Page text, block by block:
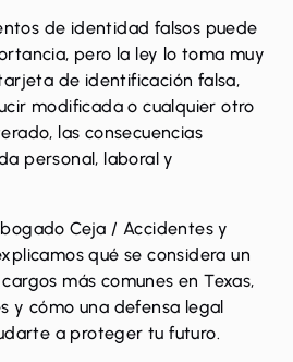
de identidad falsos puede
pero la ley lo toma muy
de identificación falsa,
modificada o cualquier otro
las consecuencias
personal, laboral y
Ceja / Accidentes y
qué se considera un
más comunes en Texas,
y cómo una defensa legal
a proteger tu futuro.